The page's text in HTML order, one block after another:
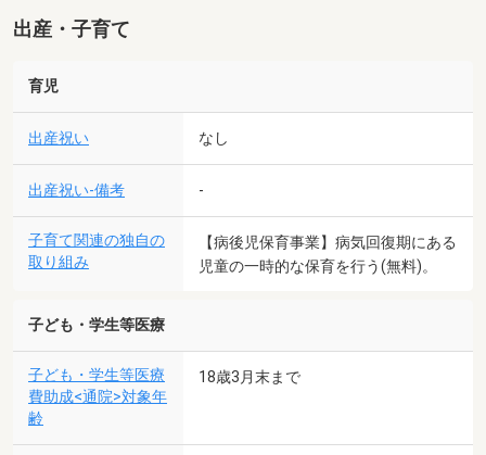
出産・子育て
育児
出産祝い なし
出産祝い-備考 -
子育て関連の独自の
取り組み
【病後児保育事業】病気回復期にある
児童の一時的な保育を行う(無料)。
子ども・学生等医療
子ども・学生等医療
費助成<通院>対象年
齢
18歳3月末まで